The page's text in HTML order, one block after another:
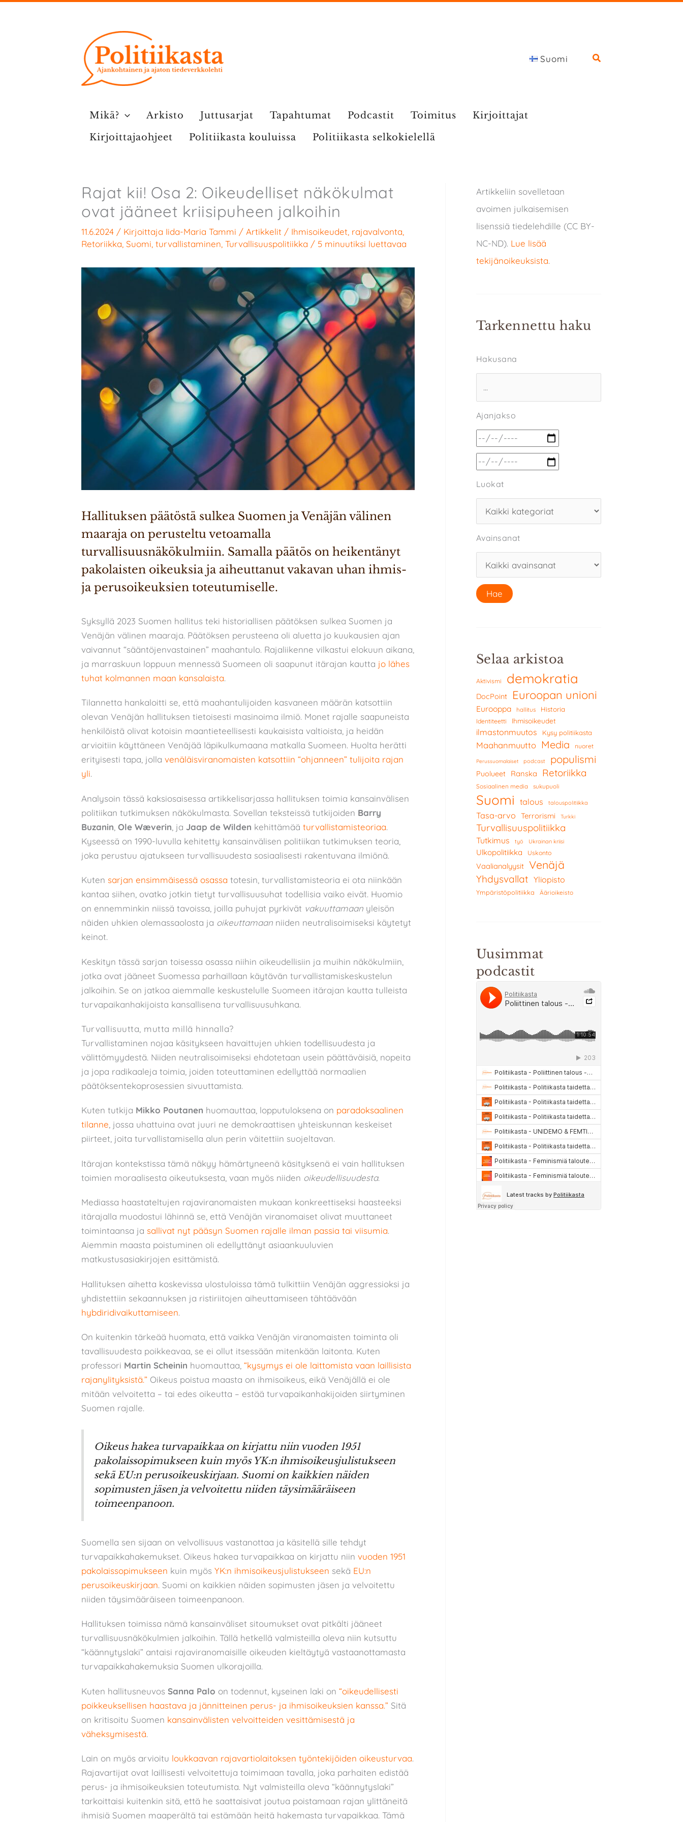
Suomi
Mikä? Arkisto Juttusarjat Tapahtumat Podcastit Toimitus
Kirjoittajat
Kirjoittajaohjeet
Politiikasta kouluissa Politiikasta selkokielellä
Rajat kii! Osa 2: Oikeudelliset näkökulmat
ovat jääneet kriisipuheen jalkoihin
11.6.2024 / Kirjoittaja Iida-Maria Tammi / Artikkelit / Ihmisoikeudet rajavalvonta
Retoriikka Suomi turvallistaminen Turvallisuuspolitiikka / 5 minuutiksi luettavaa
Hallituksen päätöstä sulkea Suomen ja Venäjän välinen
maaraja on perusteltu vetoamalla
turvallisuusnäkökulmiin. Samalla päätös on heikentänyt
pakolaisten oikeuksia ja aiheuttanut vakavan uhan ihmis-
ja perusoikeuksien toteutumiselle.
Syksyllä 2023 Suomen hallitus teki historiallisen päätöksen sulkea Suomen ja
Venäjän välinen maaraja. Päätöksen perusteena oli aluetta jo kuukausien ajan
vaivannut “sääntöjenvastainen” maahantulo. Rajaliikenne vilkastui elokuun aikana,
ja marraskuun loppuun mennessä Suomeen oli saapunut itärajan kautta jo lähes
tuhat kolmannen maan kansalaista.
Tilannetta hankaloitti se, että maahantulijoiden kasvaneen määrän katsottiin
olevan Venäjän hallituksen tietoisesti masinoima ilmiö. Monet rajalle saapuneista
henkilöistä olivat kotoisin maantieteellisesti kaukaisista valtioista, ja heidän
arvioitiin käyttäneen Venäjää läpikulkumaana matkalla Suomeen. Huolta herätti
erityisesti tapa, jolla venäläisviranomaisten katsottiin “ohjanneen” tulijoita rajan
yli.
Analysoin tässä kaksiosaisessa artikkelisarjassa hallituksen toimia kansainvälisen
politiikan tutkimuksen näkökulmasta. Sovellan teksteissä tutkijoiden Barry
Buzanin Ole Wæverin , ja Jaap de Wilden kehittämää turvallistamisteoriaa.
Kyseessä on 1990-luvulla kehitetty kansainvälisen politiikan tutkimuksen teoria,
joka perustuu ajatukseen turvallisuudesta sosiaalisesti rakentuvana ilmiönä.
Kuten sarjan ensimmäisessä osassa totesin, turvallistamisteoria ei ota niinkään
kantaa siihen, ovatko jotkin tietyt turvallisuusuhat todellisia vaiko eivät. Huomio
on ennemminkin niissä tavoissa, joilla puhujat pyrkivät vakuuttamaan yleisön
näiden uhkien olemassaolosta ja oikeuttamaan niiden neutralisoimiseksi käytetyt
keinot.
Keskityn tässä sarjan toisessa osassa niihin oikeudellisiin ja muihin näkökulmiin,
jotka ovat jääneet Suomessa parhaillaan käytävän turvallistamiskeskustelun
jalkoihin. Se on jatkoa aiemmalle keskustelulle Suomeen itärajan kautta tulleista
turvapaikanhakijoista kansallisena turvallisuusuhkana.
Turvallisuutta, mutta millä hinnalla?
Turvallistaminen nojaa käsitykseen havaittujen uhkien todellisuudesta ja
välittömyydestä. Niiden neutralisoimiseksi ehdotetaan usein päättäväisiä, nopeita
ja jopa radikaaleja toimia, joiden toteuttaminen edellyttää normaalien
päätöksentekoprosessien sivuuttamista.
Kuten tutkija Mikko Poutanen huomauttaa, lopputuloksena on paradoksaalinen
tilanne, jossa uhattuina ovat juuri ne demokraattisen yhteiskunnan keskeiset
piirteet, joita turvallistamisella alun perin väitettiin suojeltavan.
Itärajan kontekstissa tämä näkyy hämärtyneenä käsityksenä ei vain hallituksen
toimien moraalisesta oikeutuksesta, vaan myös niiden oikeudellisuudesta.
Mediassa haastateltujen rajaviranomaisten mukaan konkreettiseksi haasteeksi
itärajalla muodostui lähinnä se, että Venäjän viranomaiset olivat muuttaneet
toimintaansa ja sallivat nyt pääsyn Suomen rajalle ilman passia tai viisumia.
Aiemmin maasta poistuminen oli edellyttänyt asiaankuuluvien
matkustusasiakirjojen esittämistä.
Hallituksen aihetta koskevissa ulostuloissa tämä tulkittiin Venäjän aggressioksi ja
yhdistettiin sekaannuksen ja ristiriitojen aiheuttamiseen tähtäävään
hybdiridivaikuttamiseen.
On kuitenkin tärkeää huomata, että vaikka Venäjän viranomaisten toiminta oli
tavallisuudesta poikkeavaa, se ei ollut itsessään mitenkään laitonta. Kuten
professori Martin Scheinin huomauttaa, “kysymys ei ole laittomista vaan laillisista
rajanylityksistä.” Oikeus poistua maasta on ihmisoikeus, eikä Venäjällä ei ole
mitään velvoitetta – tai edes oikeutta – estää turvapaikanhakijoiden siirtyminen
Suomen rajalle.
Oikeus hakea turvapaikkaa on kirjattu niin vuoden 1951
pakolaissopimukseen kuin myös YK:n ihmisoikeusjulistukseen
sekä EU:n perusoikeuskirjaan. Suomi on kaikkien näiden
sopimusten jäsen ja velvoitettu niiden täysimääräiseen
toimeenpanoon.
Suomella sen sijaan on velvollisuus vastanottaa ja käsitellä sille tehdyt
turvapaikkahakemukset. Oikeus hakea turvapaikkaa on kirjattu niin vuoden 1951
pakolaissopimukseen kuin myös YK:n ihmisoikeusjulistukseen sekä EU:n
perusoikeuskirjaan. Suomi on kaikkien näiden sopimusten jäsen ja velvoitettu
niiden täysimääräiseen toimeenpanoon.
Hallituksen toimissa nämä kansainväliset sitoumukset ovat pitkälti jääneet
turvallisuusnäkökulmien jalkoihin. Tällä hetkellä valmisteilla oleva niin kutsuttu
“käännytyslaki” antaisi rajaviranomaisille oikeuden kieltäytyä vastaanottamasta
turvapaikkahakemuksia Suomen ulkorajoilla.
Kuten hallitusneuvos Sanna Palo on todennut, kyseinen laki on “oikeudellisesti
poikkeuksellisen haastava ja jännitteinen perus- ja ihmisoikeuksien kanssa.” Sitä
on kritisoitu Suomen kansainvälisten velvoitteiden vesittämisestä ja
väheksymisestä.
Lain on myös arvioitu loukkaavan rajavartiolaitoksen työntekijöiden oikeusturvaa.
Rajavartijat ovat laillisesti velvoitettuja toimimaan tavalla, joka parhaiten edistää
perus- ja ihmisoikeuksien toteutumista. Nyt valmisteilla oleva “käännytyslaki”
tarkoittaisi kuitenkin sitä, että he saattaisivat joutua poistamaan rajan ylittäneitä
ihmisiä Suomen maaperältä tai estämään heitä hakemasta turvapaikkaa. Tämä
Artikkeliin sovelletaan
avoimen julkaisemisen
lisenssiä tiedelehdille (CC BY-
NC-ND). Lue lisää
tekijänoikeuksista.
Tarkennettu haku
Hakusana
Ajanjakso
Luokat
Avainsanat
Selaa arkistoa
Aktivismi demokratia
DocPoint Euroopan unioni
Eurooppa hallitus Historia
Identiteetti Ihmisoikeudet
ilmastonmuutos Kysy politiikasta
Maahanmuutto Media nuoret
Perussuomalaiset podcast populismi
Puolueet Ranska Retoriikka
Sosiaalinen media sukupuoli
Suomi talous talouspolitiikka
Tasa-arvo Terrorismi Turkki
Turvallisuuspolitiikka
Tutkimus työ Ukrainan kriisi
Ulkopolitiikka Uskonto
Vaalianalyysit Venäjä
Yhdysvallat Yliopisto
Ympäristöpolitiikka Äärioikeisto
Uusimmat
podcastit